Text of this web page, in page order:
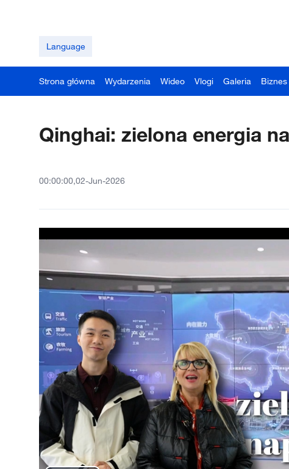
Language
Strona główna Wydarzenia Wideo Vlogi Galeria Biznes
Qinghai: zielona energia
00:00:00,02-Jun-2026